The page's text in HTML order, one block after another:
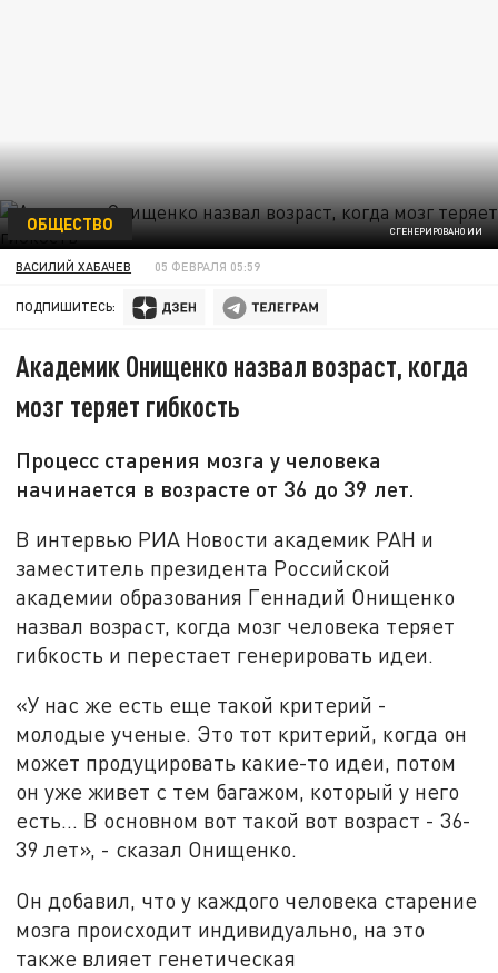
СГЕНЕРИРОВАНО ИИ
ОБЩЕСТВО
ВАСИЛИЙ ХАБАЧЕВ 05 ФЕВРАЛЯ 05:59
ПОДПИШИТЕСЬ:
Академик Онищенко назвал возраст, когда
мозг теряет гибкость
Процесс старения мозга у человека
начинается в возрасте от 36 до 39 лет.
В интервью РИА Новости академик РАН и
заместитель президента Российской
академии образования Геннадий Онищенко
назвал возраст, когда мозг человека теряет
гибкость и перестает генерировать идеи.
«У нас же есть еще такой критерий -
молодые ученые. Это тот критерий, когда он
может продуцировать какие-то идеи, потом
он уже живет с тем багажом, который у него
есть… В основном вот такой вот возраст - 36-
39 лет», - сказал Онищенко.
Он добавил, что у каждого человека старение
мозга происходит индивидуально, на это
также влияет генетическая